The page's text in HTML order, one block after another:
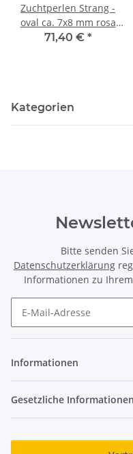
Zuchtperlen Strang -
oval ca. 7x8 mm rosa
multicolor, Länge 40 cm
71,40 € *
Kategorien
Bitte senden
Datenschutzerklärung
Informationen zu
Informationen
Gesetzliche Informationen